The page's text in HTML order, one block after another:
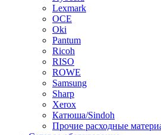
Lexmark
OCE
Oki
Pantum
Ricoh
RISO
ROWE
Samsung
Sharp
Xerox
Катюша/Sindoh
Прочие расходные